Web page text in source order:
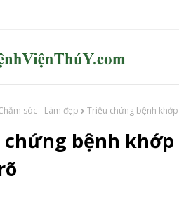
sóc - Làm đẹp Triệu chứng bệnh
chứng bệnh